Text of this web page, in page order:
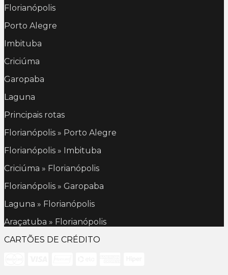
Florianópolis
Porto Alegre
Imbituba
Criciúma
Garopaba
Laguna
Principais rotas
Florianópolis » Porto Alegre
Florianópolis » Imbituba
Criciúma » Florianópolis
Florianópolis » Garopaba
Laguna » Florianópolis
Araçatuba » Florianópolis
CARTÕES DE CRÉDITO